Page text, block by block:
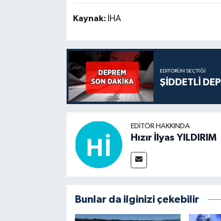
Kaynak: İHA
EDITÖRÜN SEÇTIĞI
ŞİDDETLİ
EDITÖR HAKKINDA
Hızır İlyas YILDIRIM
Bunlar da ilginizi çekebilir